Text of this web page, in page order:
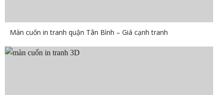
Màn cuốn in tranh quận Tân Bình – Giá cạnh tranh